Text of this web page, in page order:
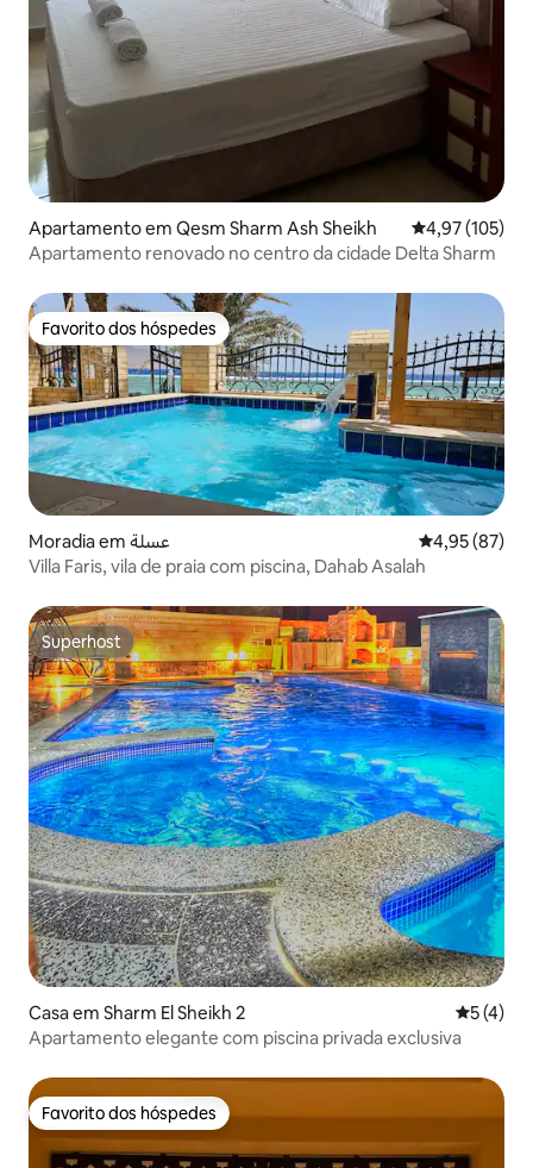
Apartamento em Qesm Sharm Ash Sheikh Classificação
4,97 (105)
Apartamento renovado no centro da cidade Delta Sharm
Favorito dos hóspedes
Favorito dos hóspedes
Moradia em عسلة Classificação
4,95 (87)
Villa Faris, vila de praia com piscina, Dahab Asalah
Superhost
Superhost
Casa em Sharm El Sheikh 2
5 (4)
Apartamento elegante com piscina privada exclusiva
Favorito dos hóspedes
Favorito dos hóspedes